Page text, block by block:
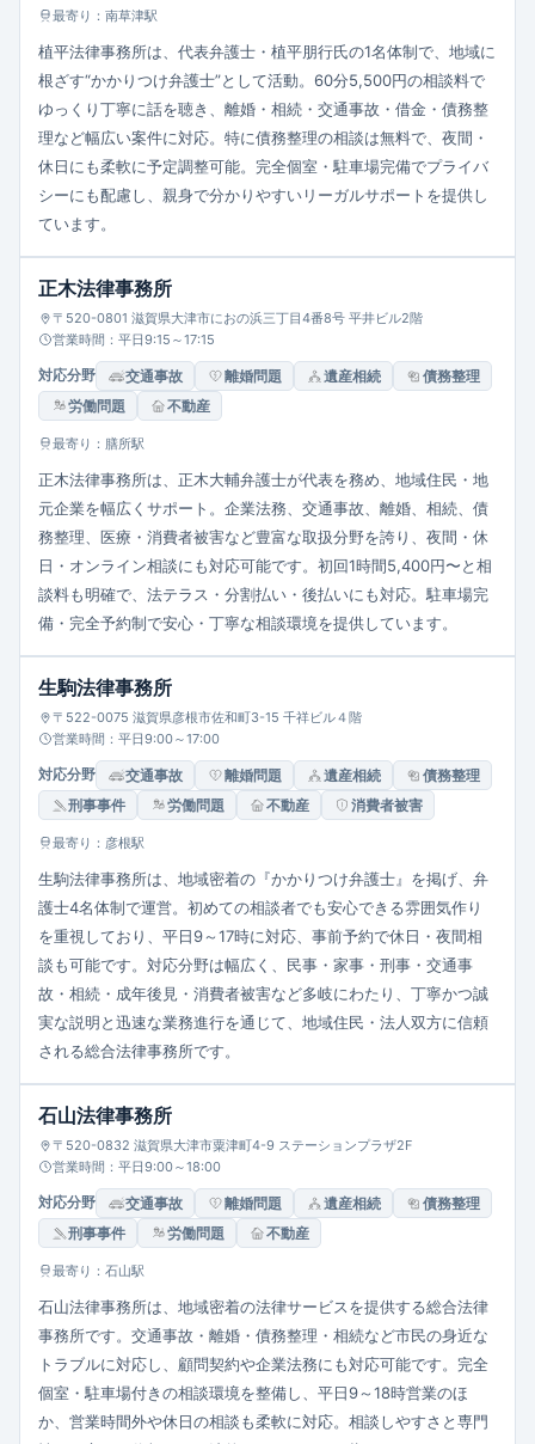
最寄り：南草津駅
植平法律事務所は、代表弁護士・植平朋行氏の1名体制で、地域に
根ざす“かかりつけ弁護士”として活動。60分5,500円の相談料で
ゆっくり丁寧に話を聴き、離婚・相続・交通事故・借金・債務整
理など幅広い案件に対応。特に債務整理の相談は無料で、夜間・
休日にも柔軟に予定調整可能。完全個室・駐車場完備でプライバ
シーにも配慮し、親身で分かりやすいリーガルサポートを提供し
ています。
正木法律事務所
〒520-0801 滋賀県大津市におの浜三丁目4番8号 平井ビル2階
営業時間：平日9:15～17:15
対応分野 交通事故 離婚問題 遺産相続
債務整理
労働問題
不動産
最寄り：膳所駅
正木法律事務所は、正木大輔弁護士が代表を務め、地域住民・地
元企業を幅広くサポート。企業法務、交通事故、離婚、相続、債
務整理、医療・消費者被害など豊富な取扱分野を誇り、夜間・休
日・オンライン相談にも対応可能です。初回1時間5,400円〜と相
談料も明確で、法テラス・分割払い・後払いにも対応。駐車場完
備・完全予約制で安心・丁寧な相談環境を提供しています。
生駒法律事務所
〒522-0075 滋賀県彦根市佐和町3-15 千祥ビル４階
営業時間：平日9:00～17:00
対応分野 交通事故 離婚問題 遺産相続
債務整理
刑事事件
労働問題 不動産 消費者被害
最寄り：彦根駅
生駒法律事務所は、地域密着の『かかりつけ弁護士』を掲げ、弁
護士4名体制で運営。初めての相談者でも安心できる雰囲気作り
を重視しており、平日9～17時に対応、事前予約で休日・夜間相
談も可能です。対応分野は幅広く、民事・家事・刑事・交通事
故・相続・成年後見・消費者被害など多岐にわたり、丁寧かつ誠
実な説明と迅速な業務進行を通じて、地域住民・法人双方に信頼
される総合法律事務所です。
石山法律事務所
〒520-0832 滋賀県大津市粟津町4-9 ステーションプラザ2F
営業時間：平日9:00～18:00
対応分野 交通事故 離婚問題 遺産相続
債務整理
刑事事件
労働問題 不動産
最寄り：石山駅
石山法律事務所は、地域密着の法律サービスを提供する総合法律
事務所です。交通事故・離婚・債務整理・相続など市民の身近な
トラブルに対応し、顧問契約や企業法務にも対応可能です。完全
個室・駐車場付きの相談環境を整備し、平日9～18時営業のほ
か、営業時間外や休日の相談も柔軟に対応。相談しやすさと専門